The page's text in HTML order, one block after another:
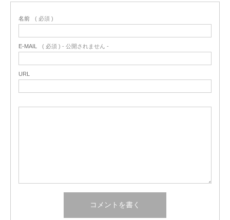
名前 ( 必須 )
E-MAIL ( 必須 ) - 公開されません -
URL